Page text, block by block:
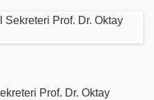
Prof. Dr. Oktay